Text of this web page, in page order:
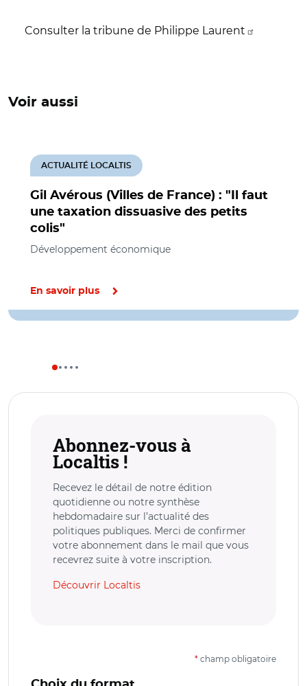
Consulter la tribune de Philippe Laurent
Voir aussi
Gil Avérous (Villes de France) : "Il faut
une taxation dissuasive des petits
colis"
ACTUALITÉ LOCALTIS
Développement économique
En savoir plus
Abonnez-vous à
Localtis !
Recevez le détail de notre édition
quotidienne ou notre synthèse
hebdomadaire sur l’actualité des
politiques publiques. Merci de confirmer
votre abonnement dans le mail que vous
recevrez suite à votre inscription.
Découvrir Localtis
* champ obligatoire